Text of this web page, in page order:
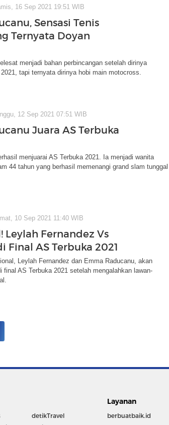
16 Sep 2021 19:51 WIB
Sensasi Tenis
Ternyata Doyan
menjadi bahan perbincangan setelah dirinya
tapi ternyata dirinya hobi main motocross.
12 Sep 2021 07:51 WIB
Juara AS Terbuka
menjuarai AS Terbuka 2021. Ia menjadi wanita
44 tahun yang berhasil memenangi grand slam tunggal
10 Sep 2021 11:40 WIB
Leylah Fernandez Vs
Final AS Terbuka 2021
Leylah Fernandez dan Emma Raducanu, akan
final AS Terbuka 2021 setelah mengalahkan lawan-
detikTravel
Layanan
berbuatbaik.id